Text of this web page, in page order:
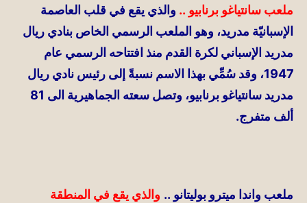
ملعب سانتياغو برنابيو .. والذي يقع في قلب العاصمة
الإسبانيّة مدريد، وهو الملعب الرسمي الخاص بنادي ريال
مدريد الإسباني لكرة القدم منذ افتتاحه الرسمي عام
1947، وقد سُمِّي بهذا الاسم نسبةً إلى رئيس نادي ريال
مدريد سانتياغو برنابيو، وتصل سعته الجماهيرية الى 81
ألف متفرج.
ملعب واندا ميترو بوليتانو .. والذي يقع في المنطقة